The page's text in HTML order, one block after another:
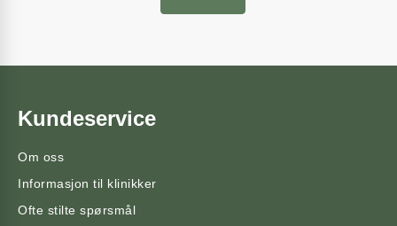
Kundeservice
Om oss
Informasjon til klinikker
Ofte stilte spørsmål